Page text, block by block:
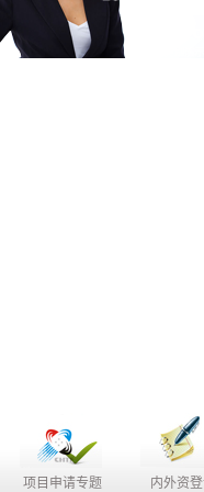
项目申请专题 内外资